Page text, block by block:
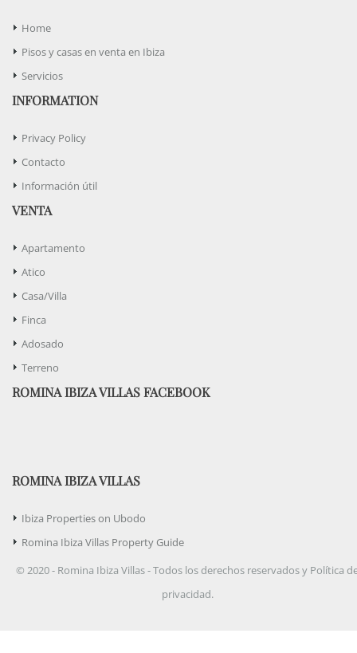
Home
Pisos y casas en venta en Ibiza
Servicios
INFORMATION
Privacy Policy
Contacto
Información útil
VENTA
Apartamento
Atico
Casa/Villa
Finca
Adosado
Terreno
ROMINA IBIZA VILLAS FACEBOOK
ROMINA IBIZA VILLAS
Ibiza Properties on Ubodo
Romina Ibiza Villas Property Guide
© 2020 - Romina Ibiza Villas - Todos los derechos reservados y Política
privacidad.